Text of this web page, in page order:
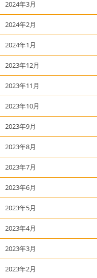
2024年3月
2024年2月
2024年1月
2023年12月
2023年11月
2023年10月
2023年9月
2023年8月
2023年7月
2023年6月
2023年5月
2023年4月
2023年3月
2023年2月